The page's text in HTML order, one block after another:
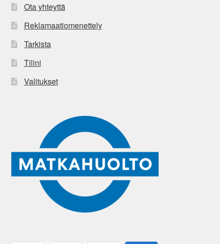
Ota yhteyttä
Reklamaatiomenettely
Tarkista
Tilini
Valitukset